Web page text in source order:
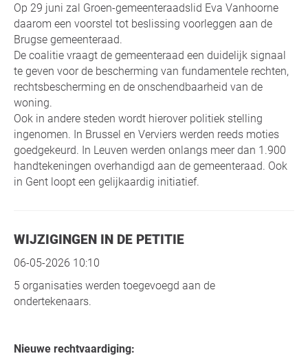
Op 29 juni zal Groen-gemeenteraadslid Eva Vanhoorne
daarom een voorstel tot beslissing voorleggen aan de
Brugse gemeenteraad.
De coalitie vraagt de gemeenteraad een duidelijk signaal
te geven voor de bescherming van fundamentele rechten,
rechtsbescherming en de onschendbaarheid van de
woning.
Ook in andere steden wordt hierover politiek stelling
ingenomen. In Brussel en Verviers werden reeds moties
goedgekeurd. In Leuven werden onlangs meer dan 1.900
handtekeningen overhandigd aan de gemeenteraad. Ook
in Gent loopt een gelijkaardig initiatief.
WIJZIGINGEN IN DE PETITIE
06-05-2026 10:10
5 organisaties werden toegevoegd aan de
ondertekenaars.
Nieuwe rechtvaardiging: